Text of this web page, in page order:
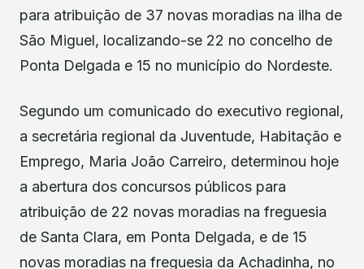
para atribuição de 37 novas moradias na ilha de
São Miguel, localizando-se 22 no concelho de
Ponta Delgada e 15 no município do Nordeste.
Segundo um comunicado do executivo regional,
a secretária regional da Juventude, Habitação e
Emprego, Maria João Carreiro, determinou hoje
a abertura dos concursos públicos para
atribuição de 22 novas moradias na freguesia
de Santa Clara, em Ponta Delgada, e de 15
novas moradias na freguesia da Achadinha, no